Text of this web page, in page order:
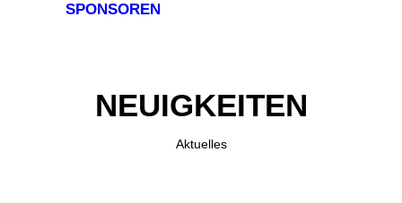
SPONSOREN
NEUIGKEITEN
Aktuelles